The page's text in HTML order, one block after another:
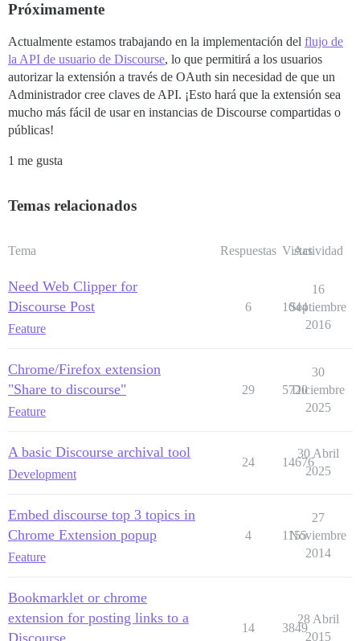
Próximamente
Actualmente estamos trabajando en la implementación del flujo de
la API de usuario de Discourse, lo que permitirá a los usuarios
autorizar la extensión a través de OAuth sin necesidad de que un
Administrador cree claves de API. ¡Esto hará que la extensión sea
mucho más fácil de usar en instancias de Discourse compartidas o
públicas!
1 me gusta
Temas relacionados
Tema Respuestas Vistas
Actividad
Need Web Clipper for
Discourse Post
Feature
6 1044
16
Septiembre
2016
Chrome/Firefox extension
"Share to discourse"
Feature
29 5720
30
Diciembre
2025
A basic Discourse archival tool
Development
24 14676
30 Abril
2025
Embed discourse top 3 topics in
Chrome Extension popup
Feature
4 1155
27
Noviembre
2014
Bookmarklet or chrome
extension for posting links to a
Discourse
14 3849
28 Abril
2015